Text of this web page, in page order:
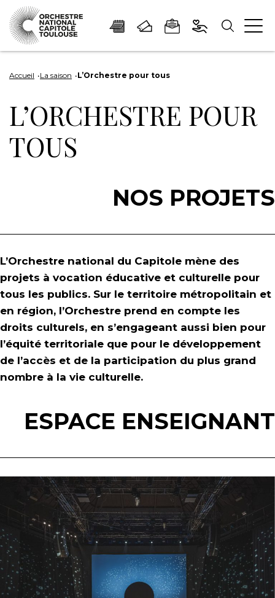
Panneau de gestion des cookies
au
principal
à
navigation
à
recherchede
page
du
site
Accueil La saison L’Orchestre pour tous
L’ORCHESTRE POUR
TOUS
NOS PROJETS
L’Orchestre national du Capitole mène des
projets à vocation éducative et culturelle pour
tous les publics. Sur le territoire métropolitain et
en région, l’Orchestre prend en compte les
droits culturels, en s’engageant aussi bien pour
l’équité territoriale que pour le développement
de l’accès et de la participation du plus grand
nombre à la vie culturelle.
ESPACE ENSEIGNANT